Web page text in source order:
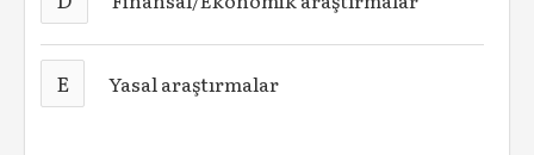
E Yasal araştırmalar